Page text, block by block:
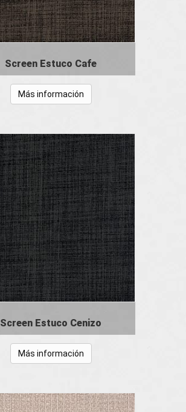
Screen Estuco Cafe
Más información
Screen Estuco Cenizo
Más información